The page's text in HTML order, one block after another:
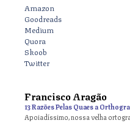
Amazon
Goodreads
Medium
Quora
Skoob
Twitter
Francisco Aragão
13 Razões Pelas Quaes a
Apoiadíssimo, nossa velha